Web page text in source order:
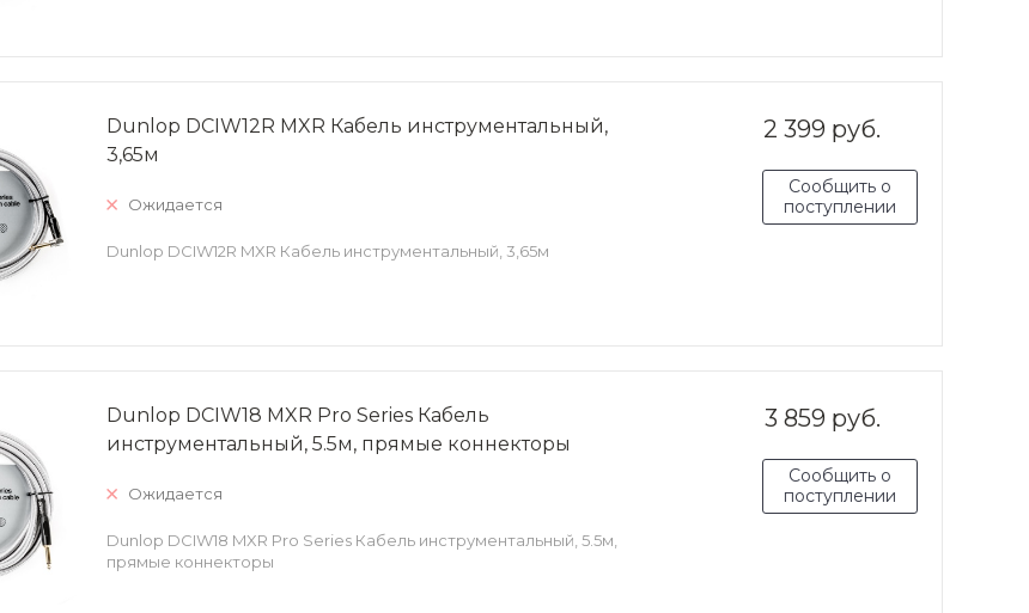
2 399 руб.
Сообщить о
поступлении
Dunlop DCIW12R MXR Кабель инструментальный,
3,65м
Ожидается
Dunlop DCIW12R MXR Кабель инструментальный, 3,65м
3 859 руб.
Сообщить о
поступлении
Dunlop DCIW18 MXR Pro Series Кабель
инструментальный, 5.5м, прямые коннекторы
Ожидается
Dunlop DCIW18 MXR Pro Series Кабель инструментальный, 5.5м,
прямые коннекторы